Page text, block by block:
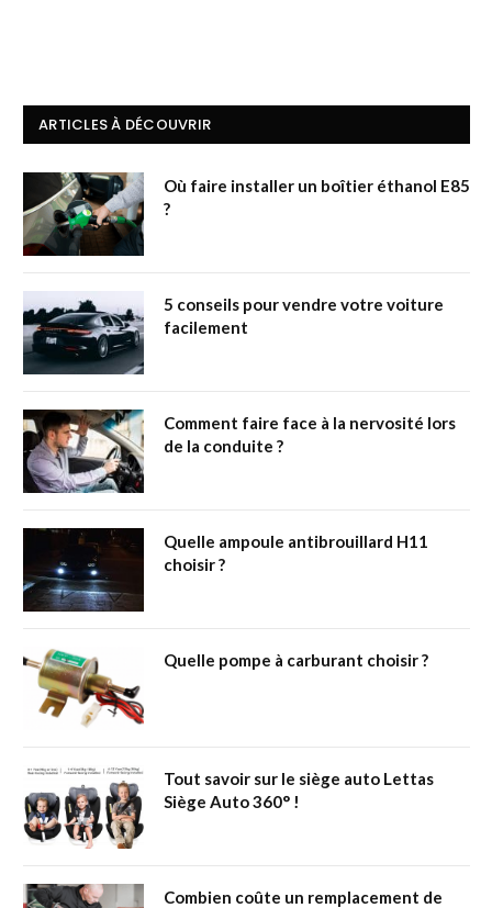
ARTICLES À DÉCOUVRIR
Où faire installer un boîtier éthanol E85
?
5 conseils pour vendre votre voiture
facilement
Comment faire face à la nervosité lors
de la conduite ?
Quelle ampoule antibrouillard H11
choisir ?
Quelle pompe à carburant choisir ?
Tout savoir sur le siège auto Lettas
Siège Auto 360° !
Combien coûte un remplacement de